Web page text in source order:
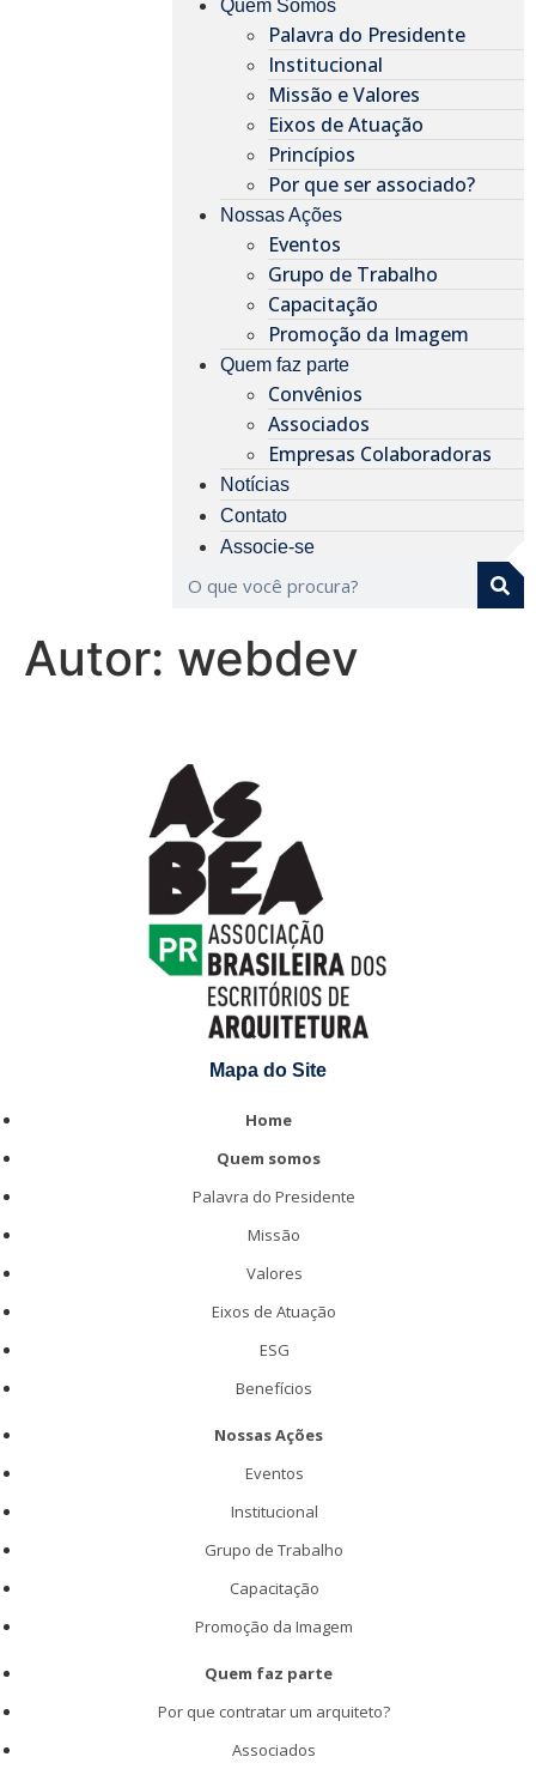
Quem Somos
Palavra do Presidente
Institucional
Missão e Valores
Eixos de Atuação
Princípios
Por que ser associado?​
Nossas Ações
Eventos
Grupo de Trabalho
Capacitação
Promoção da Imagem
Quem faz parte
Convênios
Associados
Empresas Colaboradoras
Notícias
Contato
Associe-se
Autor: webdev
Mapa do Site
Home
Quem somos
Palavra do Presidente
Missão
Valores
Eixos de Atuação
ESG
Benefícios
Nossas Ações
Eventos
Institucional
Grupo de Trabalho
Capacitação
Promoção da Imagem
Quem faz parte
Por que contratar um arquiteto?
Associados